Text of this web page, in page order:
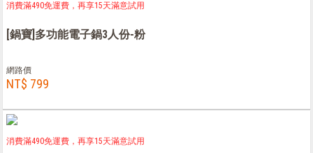
消費滿490免運費，再享15天滿意試用
[鍋寶]多功能電子鍋3人份-粉
網路價
NT$ 799
消費滿490免運費，再享15天滿意試用